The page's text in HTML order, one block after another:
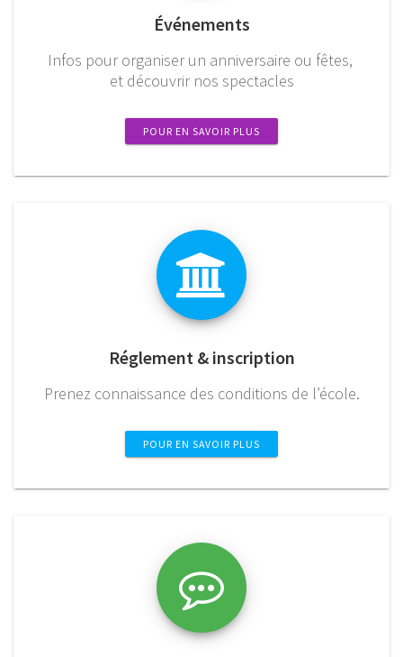
Événements
Infos pour organiser un anniversaire ou fêtes,
et découvrir nos spectacles
POUR EN SAVOIR PLUS
Réglement & inscription
Prenez connaissance des conditions de l’école.
POUR EN SAVOIR PLUS